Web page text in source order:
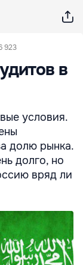
923
в
условия.
долю рынка.
долго, но
вряд ли